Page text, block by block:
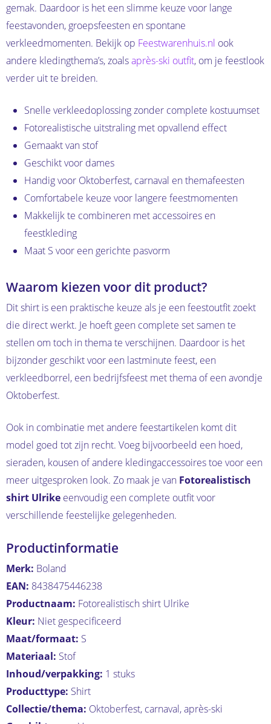
gemak. Daardoor is het een slimme keuze voor lange
feestavonden, groepsfeesten en spontane
verkleedmomenten. Bekijk op Feestwarenhuis.nl ook
andere kledingthema’s, zoalsaprès-ski outfit, om je feestlook
verder uit te breiden.
Snelle verkleedoplossing zonder complete kostuumset
Fotorealistische uitstraling met opvallend effect
Gemaakt van stof
Geschikt voor dames
Handig voor Oktoberfest, carnaval en themafeesten
Comfortabele keuze voor langere feestmomenten
Makkelijk te combineren met accessoires en
feestkleding
Maat S voor een gerichte pasvorm
Waarom kiezen voor dit product?
Dit shirt is een praktische keuze als je een feestoutfit zoekt
die direct werkt. Je hoeft geen complete set samen te
stellen om toch in thema te verschijnen. Daardoor is het
bijzonder geschikt voor een lastminute feest, een
verkleedborrel, een bedrijfsfeest met thema of een avondje
Oktoberfest.
Ook in combinatie met andere feestartikelen komt dit
model goed tot zijn recht. Voeg bijvoorbeeld een hoed,
sieraden, kousen of andere kledingaccessoires toe voor een
meer uitgesproken look. Zo maak je van Fotorealistisch
shirt Ulrike eenvoudig een complete outfit voor
verschillende feestelijke gelegenheden.
Productinformatie
Merk: Boland
EAN: 8438475446238
Productnaam: Fotorealistisch shirt Ulrike
Kleur: Niet gespecificeerd
Maat/formaat: S
Materiaal: Stof
Inhoud/verpakking: 1 stuks
Producttype: Shirt
Collectie/thema: Oktoberfest, carnaval, après-ski